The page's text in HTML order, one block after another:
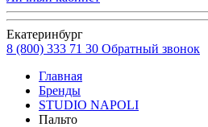
Екатеринбург
8 (800) 333 71 30 Обратный звонок
Главная
Бренды
STUDIO NAPOLI
Пальто